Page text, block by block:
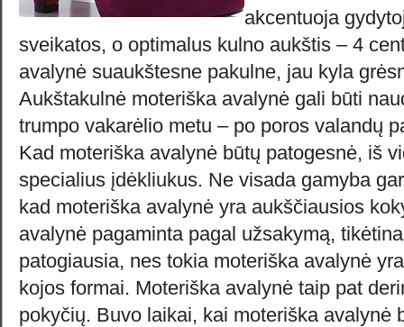
akcentuoja
sveikatos, o optimalus kulno aukštis – 4
avalynė suaukštesne pakulne, jau kyla
Aukštakulnė moteriška avalynė gali būti
trumpo vakarėlio metu – po poros valandų
Kad moteriška avalynė būtų patogesnė, iš
specialius įdėkliukus. Ne visada gamyba
kad moteriška avalynė yra aukščiausios
avalynė pagaminta pagal užsakymą,
patogiausia, nes tokia moteriška avalynė
kojos formai. Moteriška avalynė taip pat
pokyčių. Buvo laikai, kai moteriška avalynė